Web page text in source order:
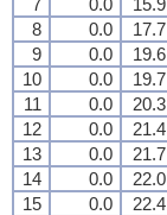
8
0.0 17.7
9
0.0 19.6
10
0.0 19.7
11
0.0 20.3
12
0.0 21.4
13
0.0 21.7
14
0.0 22.0
15
0.0 22.4
8
0.0 17.7
9
0.0 19.6
10
0.0 19.7
11
0.0 20.3
12
0.0 21.4
13
0.0 21.7
14
0.0 22.0
15
0.0 22.4
8
0.0 17.7
9
0.0 19.6
10
0.0 19.7
11
0.0 20.3
12
0.0 21.4
13
0.0 21.7
14
0.0 22.0
15
0.0 22.4
8
0.0 17.7
9
0.0 19.6
10
0.0 19.7
11
0.0 20.3
12
0.0 21.4
13
0.0 21.7
14
0.0 22.0
15
0.0 22.4